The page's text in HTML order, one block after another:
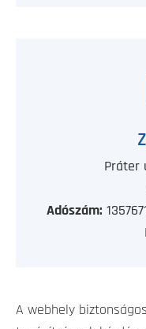
Práter
Adószám:
A webhely